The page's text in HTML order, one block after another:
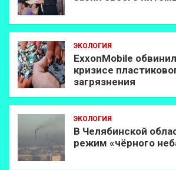
ЭКОЛОГИЯ
ExxonMobilе
кризисе
загрязнения
ЭКОЛОГИЯ
В Челябинской
режим «чёрного